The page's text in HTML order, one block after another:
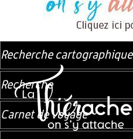
Recherche cartographique
Recherche
Carnet de voyage